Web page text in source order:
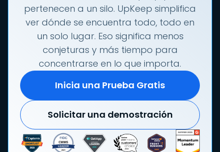
pertenecen a un silo. UpKeep simplifica
ver dónde se encuentra todo, todo en
un solo lugar. Eso significa menos
conjeturas y más tiempo para
concentrarse en lo que importa.
Inicia una Prueba Gratis
Solicitar una demostración